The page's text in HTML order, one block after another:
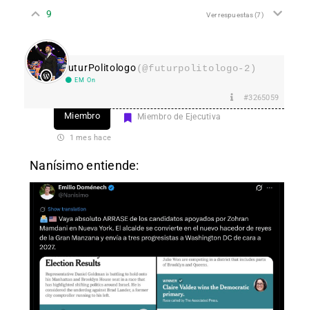
9 Ver respuestas(7)
FuturPolitologo(@futurpolitologo-2)
EM On
#3265059
Miembro Miembro de Ejecutiva
1 mes hace
Nanísimo entiende: